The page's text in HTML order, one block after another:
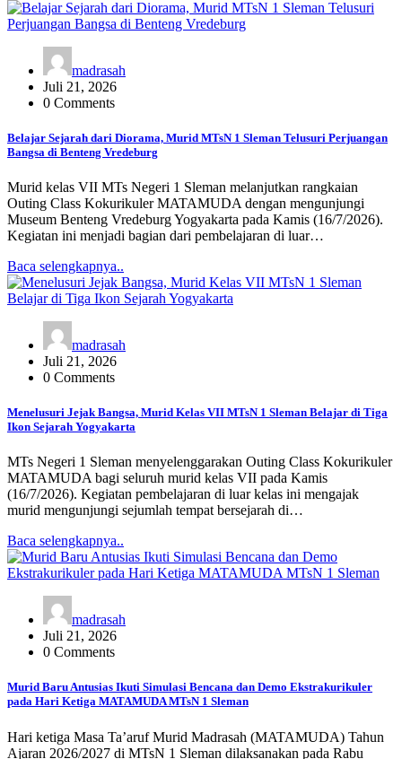
madrasah
Juli 21, 2026
0 Comments
Belajar Sejarah dari Diorama, Murid MTsN 1 Sleman Telusuri Perjuangan
Bangsa di Benteng Vredeburg
Murid kelas VII MTs Negeri 1 Sleman melanjutkan rangkaian
Outing Class Kokurikuler MATAMUDA dengan mengunjungi
Museum Benteng Vredeburg Yogyakarta pada Kamis (16/7/2026).
Kegiatan ini menjadi bagian dari pembelajaran di luar…
Baca selengkapnya..
madrasah
Juli 21, 2026
0 Comments
Menelusuri Jejak Bangsa, Murid Kelas VII MTsN 1 Sleman Belajar di Tiga
Ikon Sejarah Yogyakarta
MTs Negeri 1 Sleman menyelenggarakan Outing Class Kokurikuler
MATAMUDA bagi seluruh murid kelas VII pada Kamis
(16/7/2026). Kegiatan pembelajaran di luar kelas ini mengajak
murid mengunjungi sejumlah tempat bersejarah di…
Baca selengkapnya..
madrasah
Juli 21, 2026
0 Comments
Murid Baru Antusias Ikuti Simulasi Bencana dan Demo Ekstrakurikuler
pada Hari Ketiga MATAMUDA MTsN 1 Sleman
Hari ketiga Masa Ta’aruf Murid Madrasah (MATAMUDA) Tahun
Ajaran 2026/2027 di MTsN 1 Sleman dilaksanakan pada Rabu